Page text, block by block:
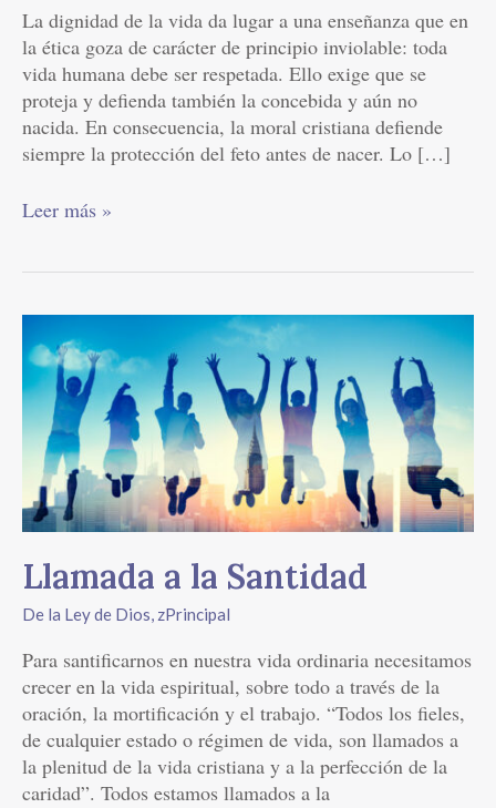
La dignidad de la vida da lugar a una enseñanza que en
la ética goza de carácter de principio inviolable: toda
vida humana debe ser respetada. Ello exige que se
proteja y defienda también la concebida y aún no
nacida. En consecuencia, la moral cristiana defiende
siempre la protección del feto antes de nacer. Lo […]
Leer más »
Llamada a la Santidad
De la Ley de Dios, zPrincipal
Para santificarnos en nuestra vida ordinaria necesitamos
crecer en la vida espiritual, sobre todo a través de la
oración, la mortificación y el trabajo. “Todos los fieles,
de cualquier estado o régimen de vida, son llamados a
la plenitud de la vida cristiana y a la perfección de la
caridad”. Todos estamos llamados a la
a
la
Santidad